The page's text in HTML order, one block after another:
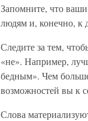
Запомните, что
людям и, конечно, к
Следите за тем,
«не». Например,
бедным». Чем
возможностей вы к
Слова